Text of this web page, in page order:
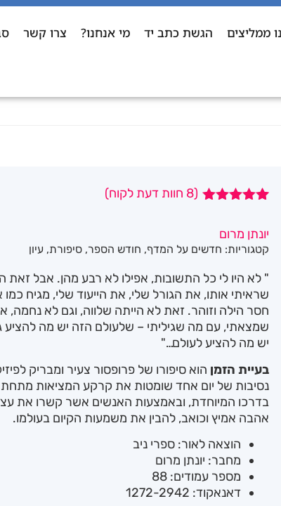
ממליצים הגשת כתב יד מי אנחנו? צרו קשר
5 מבוסס על
דירוגים של
(
8 חוות דעת לקוח)
יונתן מרום
קטגוריות: חדשים על המדף, חודש הספר, סיפורת, עיון
" לא היו לי כל התשובות, אפילו לא רבע מהן. אבל
שראיתי אותו, את הגורל שלי, את הייעוד שלי, מגיח
חסר הילה וזוהר. זאת לא הייתה שלווה, וגם לא נחמה,
שמצאתי, עם מה שגיליתי – שלעולם הזה יש מה להציע
יש מה להציע לעולם…"
בעיית הזמן הוא סיפורו של פרופסור צעיר ומבריק
נסיבות של יום אחד שומטות את קרקע המציאות מתחת
בדרכו המיוחדת, ובאמצעות האנשים אשר קשרו את
אהבה אמיץ וכואב, להבין את משמעות הקיום בעולמו.
הוצאה לאור: ספרי ניב
מחבר: יונתן מרום
מספר עמודים: 88
דאנאקוד: 1272-2942